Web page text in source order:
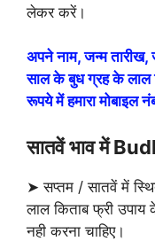
लेकर करें।
अपने नाम, जन्म
साल के बुध ग्रह के लाल
रूपये में हमारा
सातवें भाव में
➤ सप्तम / सातवें में
लाल किताब फ्री उपाय
नही करना चाहिए।